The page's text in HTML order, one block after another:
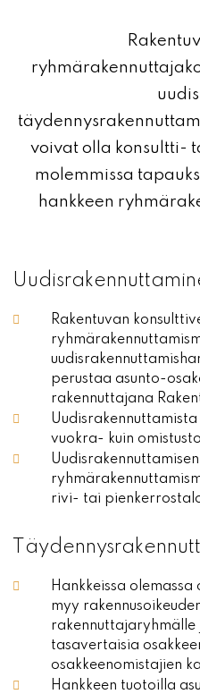
voivat olla konsultti-
molemmissa
hankkeen
Rakentuvan
perustaa asunto-
rakennuttajana
vuokra- kuin
rivi- tai
Hankkeissa
myy
rakennuttajaryhmälle
tasavertaisia
osakkeenomistajien
Hankkeen tuotoilla